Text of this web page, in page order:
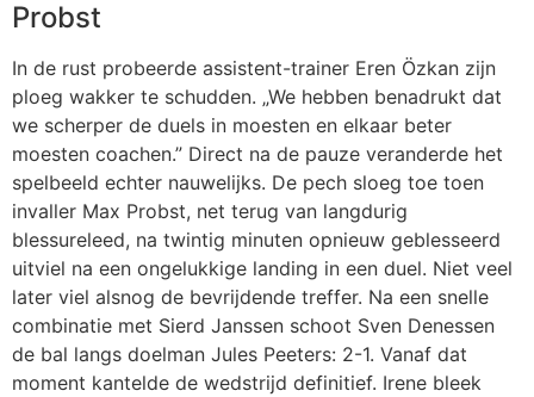
Probst
In de rust probeerde assistent-trainer Eren Özkan zijn
ploeg wakker te schudden. „We hebben benadrukt dat
we scherper de duels in moesten en elkaar beter
moesten coachen.” Direct na de pauze veranderde het
spelbeeld echter nauwelijks. De pech sloeg toe toen
invaller Max Probst, net terug van langdurig
blessureleed, na twintig minuten opnieuw geblesseerd
uitviel na een ongelukkige landing in een duel. Niet veel
later viel alsnog de bevrijdende treffer. Na een snelle
combinatie met Sierd Janssen schoot Sven Denessen
de bal langs doelman Jules Peeters: 2-1. Vanaf dat
moment kantelde de wedstrijd definitief. Irene bleek